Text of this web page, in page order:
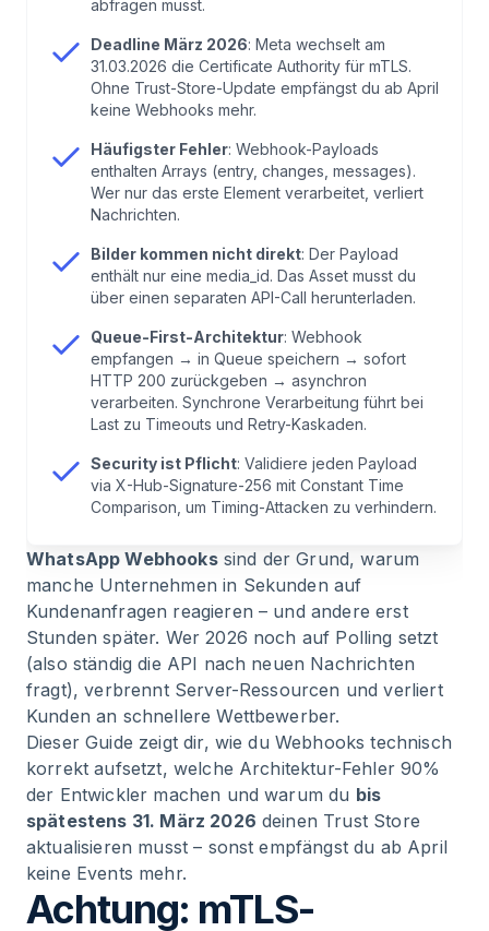
Technischer Deep Dive: Setup und Payload-
Struktur
Media-Handling: Warum dein Webhook keine
Bilder enthält
Interactive Messages: Button-Klicks und Listen-
Auswahl
.Architektur-Guide: Webhooks, die auch unter
Last funktionieren
.Security: Webhook-Payloads verifizieren
Debugging & Monitoring
.Häufige Fragen zu WhatsApp Webhooks
10.Build vs. Buy: Die ehrliche Rechnung
11 Fazit
abfragen musst.
Deadline März 2026: Meta wechselt am
31.03.2026 die Certificate Authority für mTLS.
Ohne Trust-Store-Update empfängst du ab April
keine Webhooks mehr.
Häufigster Fehler: Webhook-Payloads
enthalten Arrays (entry, changes, messages).
Wer nur das erste Element verarbeitet, verliert
Nachrichten.
Bilder kommen nicht direkt: Der Payload
enthält nur eine media_id. Das Asset musst du
über einen separaten API-Call herunterladen.
Queue-First-Architektur: Webhook
empfangen → in Queue speichern → sofort
HTTP 200 zurückgeben → asynchron
verarbeiten. Synchrone Verarbeitung führt bei
Last zu Timeouts und Retry-Kaskaden.
Security ist Pflicht: Validiere jeden Payload
via X-Hub-Signature-256 mit Constant Time
Comparison, um Timing-Attacken zu verhindern.
WhatsApp Webhookssind der Grund, warum
manche Unternehmen in Sekunden auf
Kundenanfragen reagieren – und andere erst
Stunden später. Wer 2026 noch auf Polling setzt
(also ständig die API nach neuen Nachrichten
fragt), verbrennt Server-Ressourcen und verliert
Kunden an schnellere Wettbewerber.
Dieser Guide zeigt dir, wie du Webhooks technisch
korrekt aufsetzt, welche Architektur-Fehler 90%
der Entwickler machen und warum du bis
spätestens 31. März 2026 deinen Trust Store
aktualisieren musst – sonst empfängst du ab April
keine Events mehr.
Achtung: mTLS-